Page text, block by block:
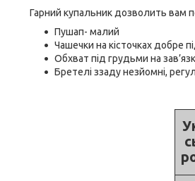
Гарний купальник дозволить вам
Пушап- малий
Чашечки на кісточках добре
Обхват під грудьми на
Бретелі ззаду незйомні,